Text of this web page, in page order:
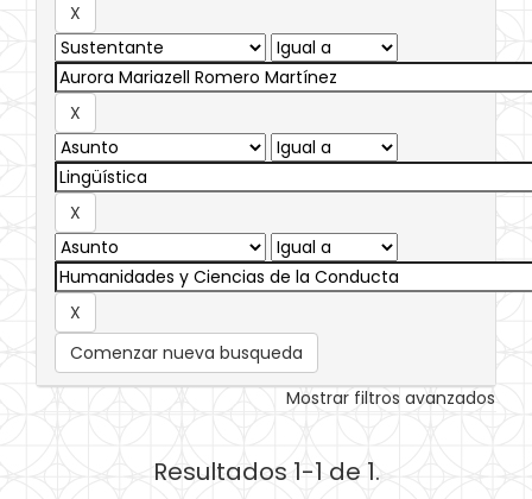
Comenzar nueva busqueda
Mostrar filtros avanzados
Resultados 1-1 de 1.